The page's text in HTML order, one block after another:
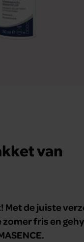
van
Met de juiste
zomer fris en